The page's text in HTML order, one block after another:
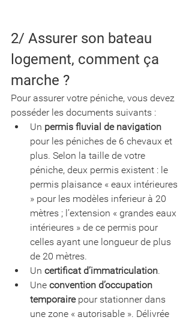
2/ Assurer son bateau
logement, comment ça
marche ?
Pour assurer votre péniche, vous devez
posséder les documents suivants :
Un permis fluvial de navigation
pour les péniches de 6 chevaux et
plus. Selon la taille de votre
péniche, deux permis existent : le
permis plaisance « eaux intérieures
» pour les modèles inferieur à 20
mètres ; l’extension « grandes eaux
intérieures » de ce permis pour
celles ayant une longueur de plus
de 20 mètres.
Un certificat d’immatriculation.
Une convention d’occupation
temporaire pour stationner dans
une zone « autorisable ». Délivrée